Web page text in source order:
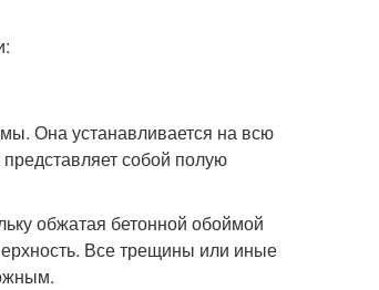
Она устанавливается на всю
собой полую
обжатая бетонной обоймой
Все трещины или иные